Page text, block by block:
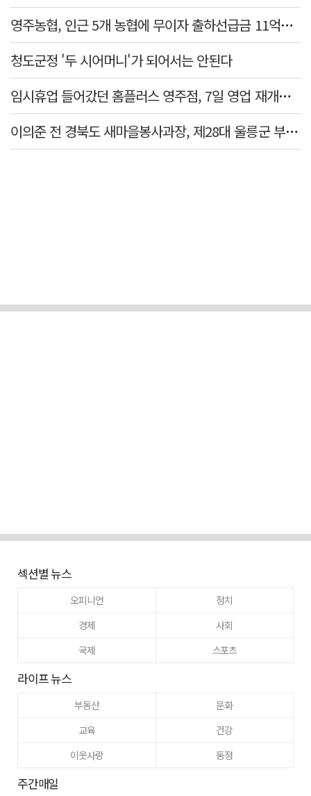
영주농협, 인근 5개 농협에 무이자 출하선급금 11억원 지원…상생 유통망 강화
청도군정 '두 시어머니'가 되어서는 안된다
임시휴업 들어갔던 홈플러스 영주점, 7일 영업 재개…지하 1층만 운영
이의준 전 경북도 새마을봉사과장, 제28대 울릉군 부군수 취임
섹션별 뉴스
오피니언
정치
경제
사회
국제
스포츠
라이프 뉴스
부동산
문화
교육
건강
이웃사랑
동정
주간매일